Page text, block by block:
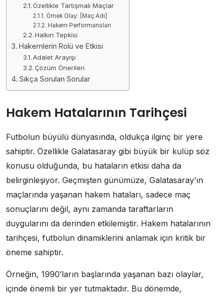
Özellikle Tartışmalı Maçlar
Örnek Olay: [Maç Adı]
Hakem Performansları
Halkın Tepkisi
Hakemlerin Rolü ve Etkisi
Adalet Arayışı
Çözüm Önerileri
Sıkça Sorulan Sorular
Hakem Hatalarının Tarihçesi
Futbolun büyülü dünyasında, oldukça ilginç bir yere
sahiptir. Özellikle Galatasaray gibi büyük bir kulüp söz
konusu olduğunda, bu hataların etkisi daha da
belirginleşiyor. Geçmişten günümüze, Galatasaray’ın
maçlarında yaşanan hakem hataları, sadece maç
sonuçlarını değil, aynı zamanda taraftarların
duygularını da derinden etkilemiştir. Hakem hatalarının
tarihçesi, futbolun dinamiklerini anlamak için kritik bir
öneme sahiptir.
Örneğin, 1990’ların başlarında yaşanan bazı olaylar,
içinde önemli bir yer tutmaktadır. Bu dönemde,